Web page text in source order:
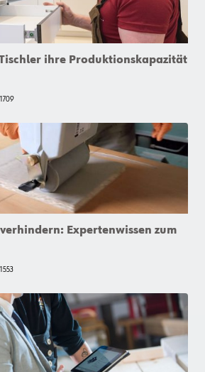
ihre Produktionskapazität
1709
Expertenwissen zum
1553